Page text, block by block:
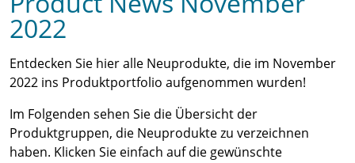
2022
Entdecken Sie hier alle Neuprodukte, die im November
2022 ins Produktportfolio aufgenommen wurden!
Im Folgenden sehen Sie die Übersicht der
Produktgruppen, die Neuprodukte zu verzeichnen
haben. Klicken Sie einfach auf die gewünschte